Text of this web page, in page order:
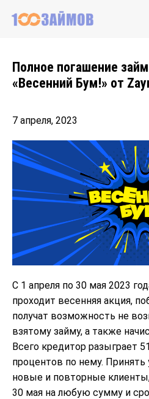
Полное погашение
«Весенний Бум!» от
7 апреля, 2023
С 1 апреля по 30 мая 2023
проходит весенняя акция,
получат возможность не
взятому займу, а также
Всего кредитор разыграет
процентов по нему. Принять
новые и повторные
30 мая на любую сумму и